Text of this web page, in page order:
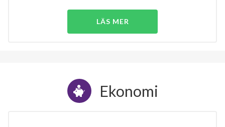
LÄS MER
Ekonomi